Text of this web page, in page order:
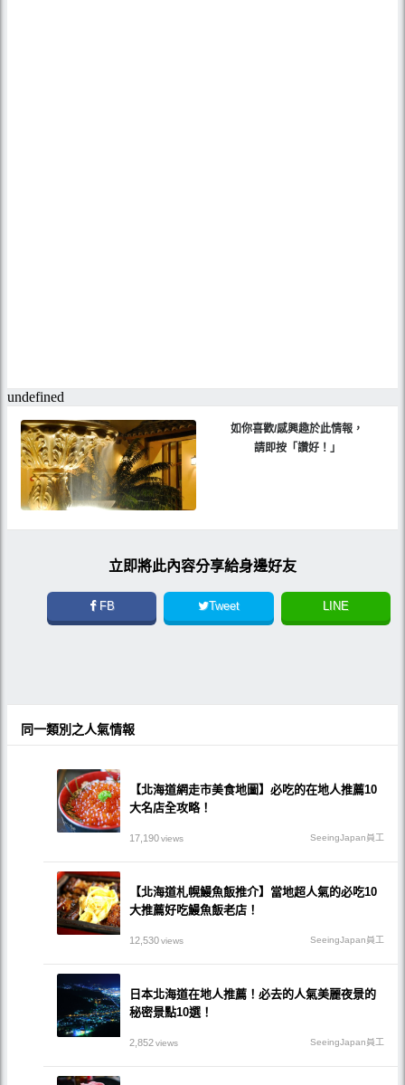
如你喜歡/感興趣於此情報，
請即按「讚好！」
立即將此內容分享給身邊好友
FB Tweet LINE
同一類別之人氣情報
【北海道網走市美食地圖】必吃的在地人推薦10
大名店全攻略！
17,190views SeeingJapan員工
【北海道札幌鰻魚飯推介】當地超人氣的必吃10
大推薦好吃鰻魚飯老店！
12,530views SeeingJapan員工
日本北海道在地人推薦！必去的人氣美麗夜景的
秘密景點10選！
2,852views SeeingJapan員工